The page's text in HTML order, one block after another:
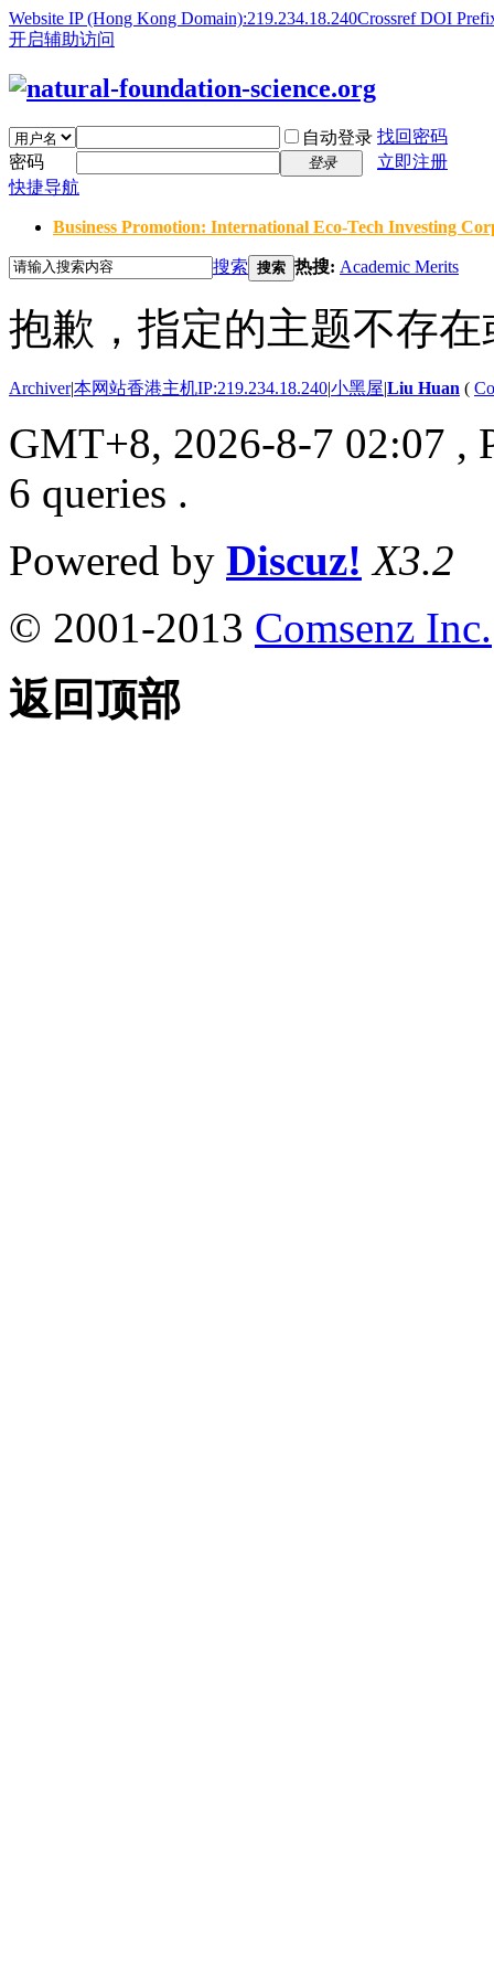
Website IP (Hong Kong Domain):219.234.18.240Crossref DOI
开启辅助访问
自动登录 找回密码
密码
登录
立即注册
快捷导航
Business Promotion: International Eco-Tech Investing
搜索 搜索 热搜: Academic Merits
抱歉，指定的主题不存
Archiver|本网站香港主机IP:219.234.18.240|小黑屋|Liu Huan (
GMT+8, 2026-8-7 02:07 ,
6 queries .
Powered by Discuz! X3.2
© 2001-2013 Comsenz Inc.
返回顶部